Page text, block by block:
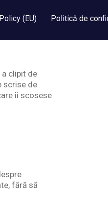
(EU) Politică de
a clipit de
scrise de
îi scosese
fără să